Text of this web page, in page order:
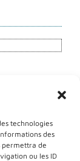
technologies
des
permettra de
ou les ID